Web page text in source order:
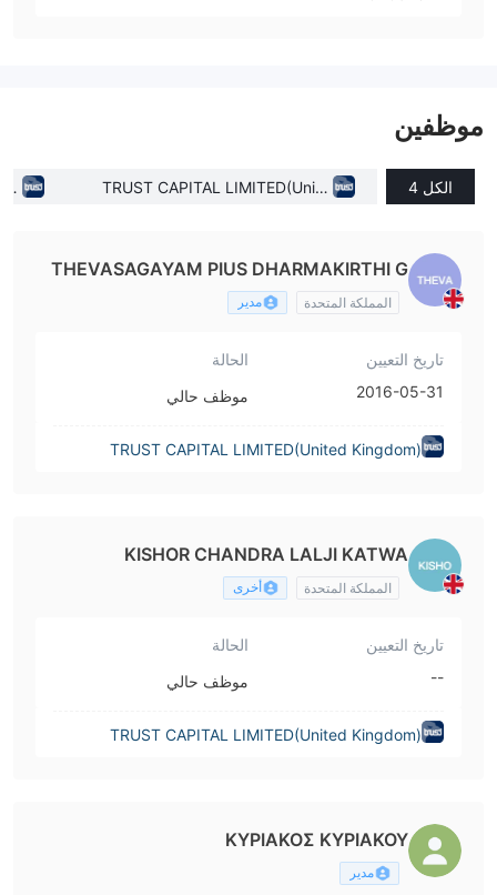
موظفين
الكل 4
TRUST CAPITAL LIMITED(Unite
THEVASAGAYAM PIUS DHARMAKIRTHI G
NANAPRAGASAM
المملكة المتحدة مدير
تاريخ التعيين
2016-05-31
الحالة
موظف حالي
TRUST CAPITAL LIMITED(United Kingdom)
KISHOR CHANDRA LALJI KATWA
المملكة المتحدة أخرى
تاريخ التعيين
--
الحالة
موظف حالي
TRUST CAPITAL LIMITED(United Kingdom)
ΚΥΡΙΑΚΟΣ ΚΥΡΙΑΚΟΥ
مدير